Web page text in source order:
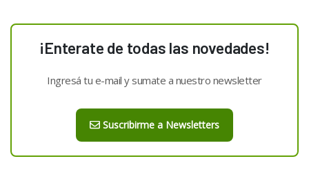
¡Enterate de todas las novedades!
Ingresá tu e-mail y sumate a nuestro newsletter
Suscribirme a Newsletters